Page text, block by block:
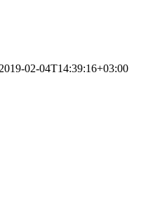
2019-02-04T14:39:16+03:00